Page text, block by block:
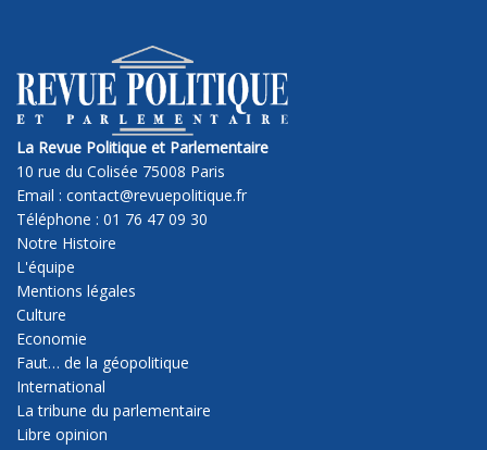
La Revue Politique et Parlementaire
10 rue du Colisée 75008 Paris
Email : contact@revuepolitique.fr
Téléphone : 01 76 47 09 30
Notre Histoire
L'équipe
Mentions légales
Culture
Economie
Faut… de la géopolitique
International
La tribune du parlementaire
Libre opinion